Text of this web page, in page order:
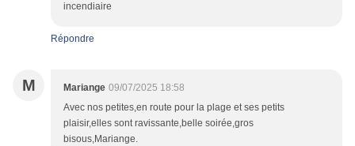
incendiaire
Répondre
M Mariange 09/07/2025 18:58
Avec nos petites,en route pour la plage et ses petits
plaisir,elles sont ravissante,belle soirée,gros
bisous,Mariange.